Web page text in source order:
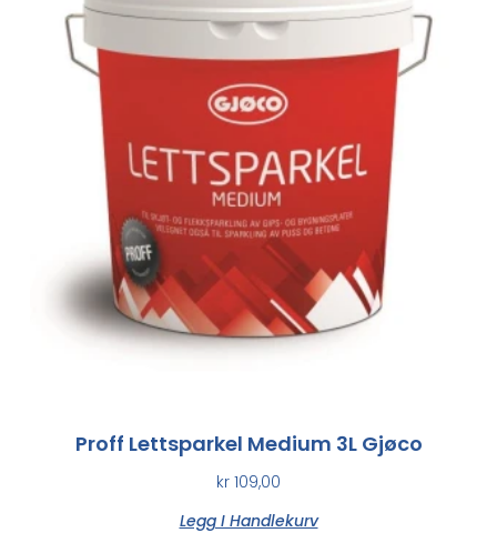
Proff Lettsparkel Medium 3L Gjøco
kr 109,00
Legg I Handlekurv